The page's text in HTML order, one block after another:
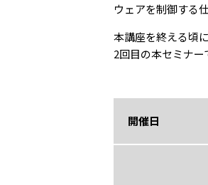
ウェアを制御する
本講座を終える頃
2回目の本セミナー
開催日